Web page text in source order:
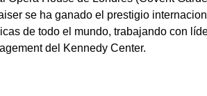
se ha ganado el prestigio
de todo el mundo, trabajando con
del Kennedy Center.